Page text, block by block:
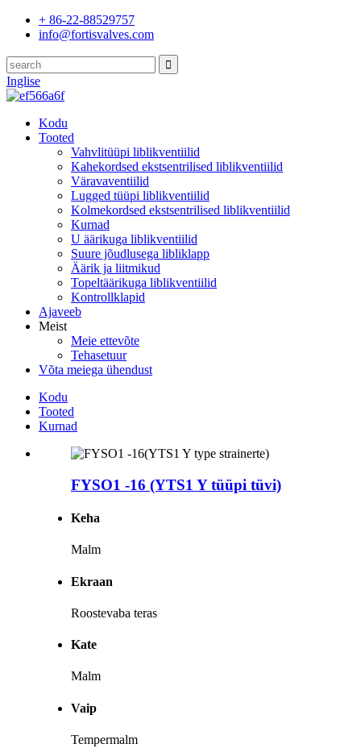
+ 86-22-88529757
info@fortisvalves.com
Inglise
Kodu
Tooted
Vahvlitüüpi liblikventiilid
Kahekordsed ekstsentrilised liblikventiilid
Väravaventiilid
Lugged tüüpi liblikventiilid
Kolmekordsed ekstsentrilised liblikventiilid
Kurnad
U äärikuga liblikventiilid
Suure jõudlusega libliklapp
Äärik ja liitmikud
Topeltäärikuga liblikventiilid
Kontrollklapid
Ajaveeb
Meist
Meie ettevõte
Tehasetuur
Võta meiega ühendust
Kodu
Tooted
Kurnad
FYSO1 -16 (YTS1 Y tüüpi tüvi)
Keha
Malm
Ekraan
Roostevaba teras
Kate
Malm
Vaip
Tempermalm